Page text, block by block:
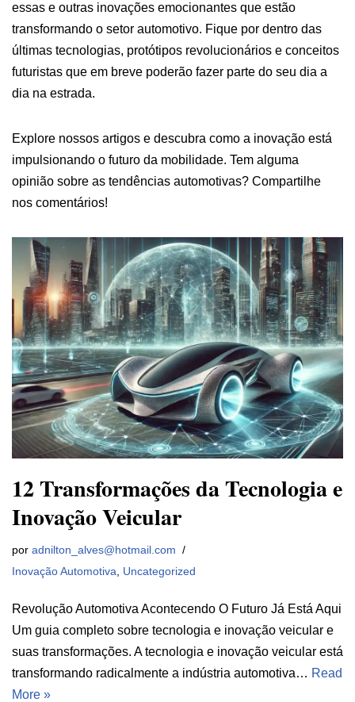
essas e outras inovações emocionantes que estão
transformando o setor automotivo. Fique por dentro das
últimas tecnologias, protótipos revolucionários e conceitos
futuristas que em breve poderão fazer parte do seu dia a
dia na estrada.
Explore nossos artigos e descubra como a inovação está
impulsionando o futuro da mobilidade. Tem alguma
opinião sobre as tendências automotivas? Compartilhe
nos comentários!
12 Transformações da Tecnologia e
Inovação Veicular
por adnilton_alves@hotmail.com
Inovação Automotiva
Uncategorized
Revolução Automotiva Acontecendo O Futuro Já Está Aqui
Um guia completo sobre tecnologia e inovação veicular e
suas transformações. A tecnologia e inovação veicular está
transformando radicalmente a indústria automotiva… Read
More »